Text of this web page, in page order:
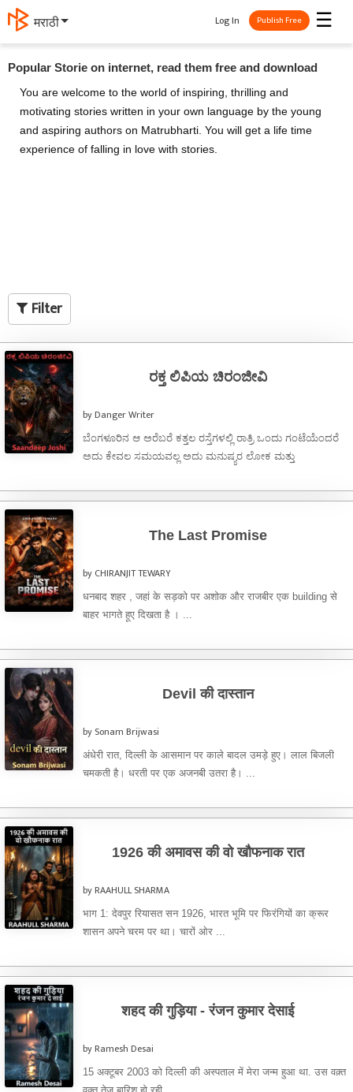
தமிழ் ☰
Log In Publish Free
Popular Storie on internet, read them free and download
You are welcome to the world of inspiring, thrilling and
motivating stories written in your own language by the young
and aspiring authors on Matrubharti. You will get a life time
experience of falling in love with stories.
Filter
ರಕ್ತ ಲಿಪಿಯ ಚಿರಂಜೀವಿ
by Danger Writer
ಬೆಂಗಳೂರಿನ ಆ ಅರೆಬರೆ ಕತ್ತಲ ರಸ್ತೆಗಳಲ್ಲಿ ರಾತ್ರಿ ಒಂದು ಗಂಟೆಯೆಂದರೆ
ಅದು ಕೇವಲ ಸಮಯವಲ್ಲ ಅದು ಮನುಷ್ಯರ ಲೋಕ ಮತ್ತು
The Last Promise
by CHIRANJIT TEWARY
धनबाद शहर , जहां के सड़को पर अशोक और राजबीर एक building से
बाहर भागते हूए दिखता है । ...
Devil की दास्तान
by Sonam Brijwasi
अंधेरी रात, दिल्ली के आसमान पर काले बादल उमड़े हुए। लाल बिजली
चमकती है। धरती पर एक अजनबी उतरा है। ...
1926 की अमावस की वो खौफनाक रात
by RAAHULL SHARMA
भाग 1: देवपुर रियासत सन 1926, भारत भूमि पर फिरंगियों का क्रूर
शासन अपने चरम पर था। चारों ओर ...
शहद की गुड़िया - रंजन कुमार देसाई
by Ramesh Desai
15 अक्टूबर 2003 को दिल्ली की अस्पताल में मेरा जन्म हुआ था. उस वक़्त